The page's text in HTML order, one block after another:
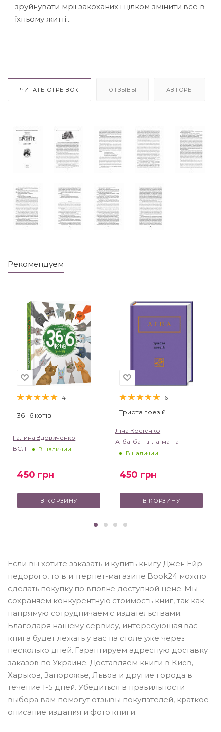
зруйнувати мрії закоханих і цілком змінити все в
їхньому житті...
ЧИТАТЬ ОТРЫВОК ОТЗЫВЫ АВТОРЫ
Рекомендуем
4
36 і 6 котів
Галина Вдовиченко
ВСЛ
В наличии
450 грн
В КОРЗИНУ
6
Триста поезій
Ліна Костенко
А-ба-ба-га-ла-ма-га
В наличии
450 грн
В КОРЗИНУ
Если вы хотите заказать и купить книгу Джен Ейр
недорого, то в интернет-магазине Book24 можно
сделать покупку по вполне доступной цене. Мы
сохраняем конкурентную стоимость книг, так как
напрямую сотрудничаем с издательствами.
Благодаря нашему сервису, интересующая вас
книга будет лежать у вас на столе уже через
несколько дней. Гарантируем адресную доставку
заказов по Украине. Доставляем книги в Киев,
Харьков, Запорожье, Львов и другие города в
течение 1-5 дней. Убедиться в правильности
выбора вам помогут отзывы покупателей, краткое
описание издания и фото книги.